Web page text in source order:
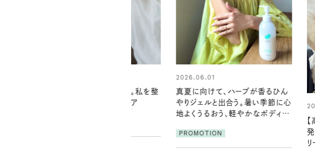
真夏に向けて、ハーブが香るひん
やりジェルと出合う。暑い季節に心
2026.07.21
発・ベーリングの腕時計】 アクセサ